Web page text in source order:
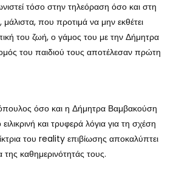
τόσο στην τηλεόραση όσο και στη
που προτιμά να μην εκθέτει
του ζωή, ο γάμος του με την Δήμητρα
του παιδιού τους αποτέλεσαν πρώτη
όσο και η Δήμητρα Βαμβακούση
και τρυφερά λόγια για τη σχέση
του reality επιβίωσης αποκαλύπτει
της καθημερινότητάς τους.